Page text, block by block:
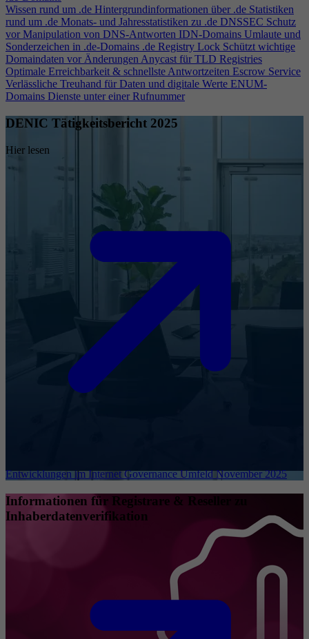
Wissen rund um .de Hintergrundinformationen über .de Statistiken
rund um .de Monats- und Jahresstatistiken zu .de DNSSEC Schutz
vor Manipulation von DNS-Antworten IDN-Domains Umlaute und
Sonderzeichen in .de-Domains .de Registry Lock Schützt wichtige
Domaindaten vor ÄnderungenAnycast für TLD Registries
Optimale Erreichbarkeit & schnellste Antwortzeiten Escrow Service
Verlässliche Treuhand für Daten und digitale Werte ENUM-
Domains Dienste unter einer Rufnummer
DENIC Tätigkeitsbericht 2025
Hier lesen
Entwicklungen im Internet Governance Umfeld November 2025
Informationen für Registrare & Reseller zu
Inhaberdatenverifikation